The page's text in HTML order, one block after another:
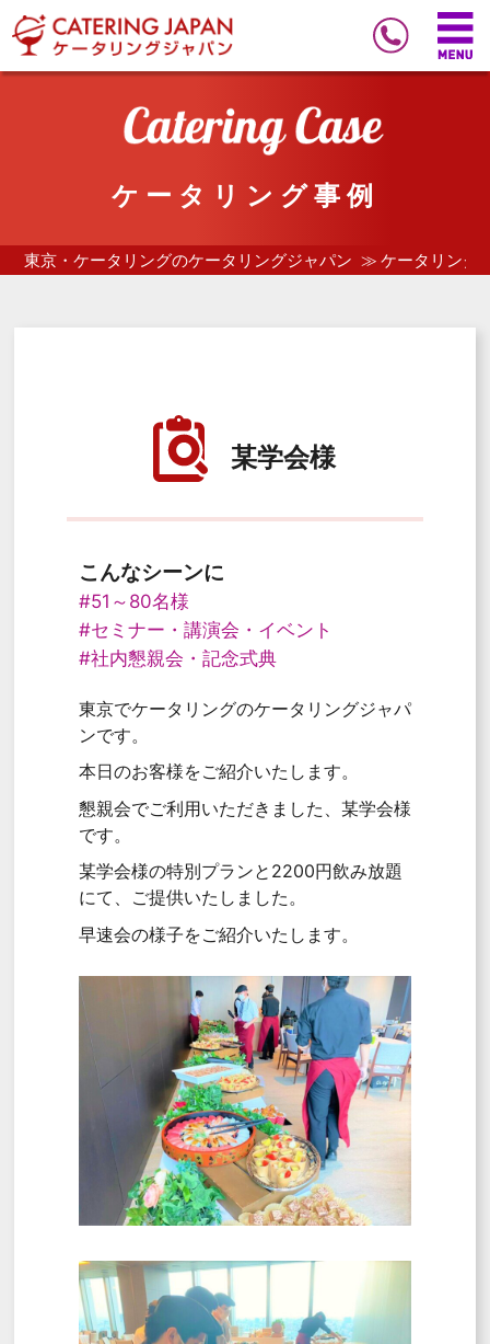
ケータリング事例
東京・ケータリングのケータリングジャパン ケータリング
某学会様
こんなシーンに
#51～80名様
#セミナー・講演会・イベント
#社内懇親会・記念式典
東京でケータリングのケータリングジャパ
ンです。
本日のお客様をご紹介いたします。
懇親会でご利用いただきました、某学会様
です。
某学会様の特別プランと2200円飲み放題
にて、ご提供いたしました。
早速会の様子をご紹介いたします。